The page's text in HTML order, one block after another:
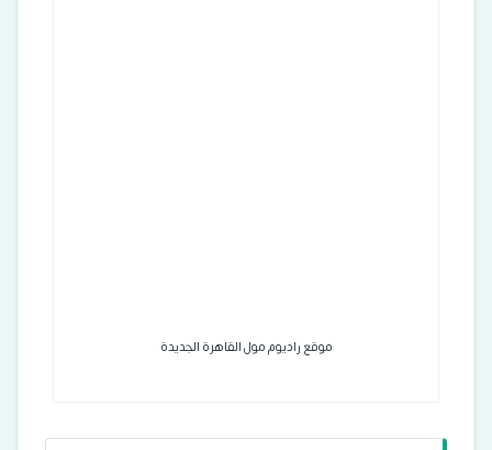
موقع راديوم مول القاهرة الجديدة